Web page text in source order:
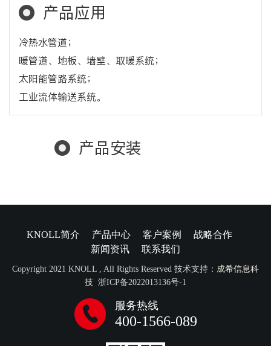
产品应用
冷热水管道；
暖管道、地板、墙壁、取暖系统；
太阳能管路系统；
工业流体输送系统。
产品安装
KNOLL简介 产品中心 客户案例
战略合作
新闻资讯
联系我们
Copyright 2021 KNOLL , All Rights Reserved 技术支持： 成希信息科
技 浙ICP备2022013136号-1
服务热线
400-1566-089